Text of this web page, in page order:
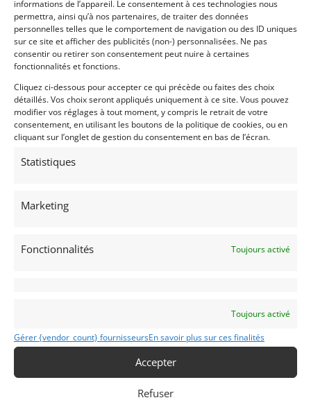
informations de l’appareil. Le consentement à ces technologies nous
permettra, ainsi qu’à nos partenaires, de traiter des données
personnelles telles que le comportement de navigation ou des ID uniques
sur ce site et afficher des publicités (non-) personnalisées. Ne pas
consentir ou retirer son consentement peut nuire à certaines
fonctionnalités et fonctions.
Cliquez ci-dessous pour accepter ce qui précède ou faites des choix
détaillés. Vos choix seront appliqués uniquement à ce site. Vous pouvez
modifier vos réglages à tout moment, y compris le retrait de votre
consentement, en utilisant les boutons de la politique de cookies, ou en
cliquant sur l’onglet de gestion du consentement en bas de l’écran.
Statistiques
Marketing
Fonctionnalités Toujours activé
Toujours activé
Gérer {vendor_count} fournisseursEn savoir plus sur ces finalités
Accepter
Refuser
Mentions Légales
Politique de cookies (UE)
AUTO